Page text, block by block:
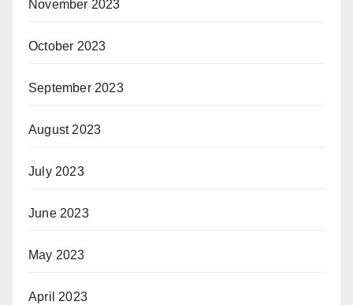
November 2023
October 2023
September 2023
August 2023
July 2023
June 2023
May 2023
April 2023